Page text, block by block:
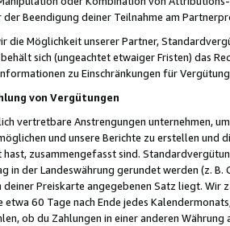
Beendigung deiner Teilnahme am
die Möglichkeit unserer Partner,
sich (ungeachtet etwaiger Fristen) das
zu Einschränkungen für
von Vergütungen
vertretbare Anstrengungen unternehmen,
und unsere Berichte zu erstellen und
zusammengefasst sind.
in der Landeswährung gerundet werden (z.
deiner Preiskarte angegebenen Satz liegt.
etwa 60 Tage nach Ende jedes
ob du Zahlungen in einer anderen